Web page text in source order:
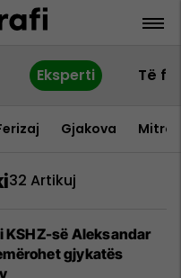
Eksperti Të
Gjakova
32 Artikuj
KSHZ-së Aleksandar
gjykatës